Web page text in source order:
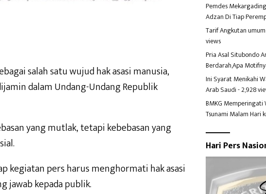
salah satu wujud hak asasi manusia,
dalam Undang-Undang Republik
yang mutlak, tetapi kebebasan yang
kegiatan pers harus menghormati hak asasi
jawab kepada publik.
Pemdes
Adzan Di Tiap
Tarif Angkutan
views
Pria Asal Situbondo
Berdarah,Apa
Ini Syarat Menikahi
Arab Saudi- 2,928
BMKG Memperingati
Tsunami Malam Hari
Hari Pers